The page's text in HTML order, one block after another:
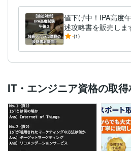
得意分野
IT セキュリテ
語学力 日常会話
値下げ中！IPA高度
述攻略書を販売しま
チャットで知識を補
-(1)
IT・エンジニア資格の取